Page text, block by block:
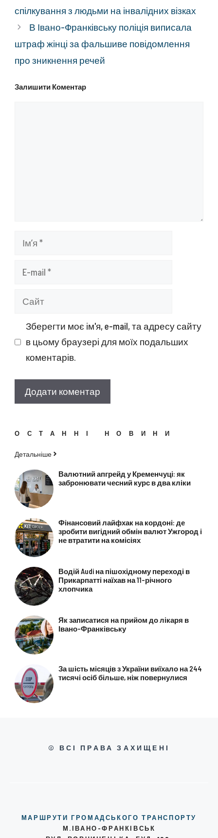
спілкування з людьми на інвалідних візках
В Івано-Франківську поліція виписала
штраф жінці за фальшиве повідомлення
про зникнення речей
Залишити Коментар
Ім’я
Сайт
Зберегти моє ім'я, e-mail, та адресу сайту
в цьому браузері для моїх подальших
коментарів.
ОСТАННІ НОВИНИ
Детальніше
Валютний апгрейд у Кременчуці: як
забронювати чесний курс в два кліки
Фінансовий лайфхак на кордоні: де
зробити вигідний обмін валют Ужгород і
не втратити на комісіях
Водій Audi на пішохідному переході в
Прикарпатті наїхав на 11-річного
хлопчика
Як записатися на прийом до лікаря в
Івано-Франківську
За шість місяців з України виїхало на 244
тисячі осіб більше, ніж повернулися
© ВСІ ПРАВА ЗАХИЩЕНІ
МАРШРУТИ ГРОМАДСЬКОГО ТРАНСПОРТУ
М.ІВАНО-ФРАНКІВСЬК